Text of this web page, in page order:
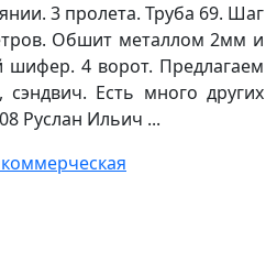
3 пролета. Труба 69. Шаг
Обшит металлом 2мм и
4 ворот. Предлагаем
Есть много других
Руслан Ильич ...